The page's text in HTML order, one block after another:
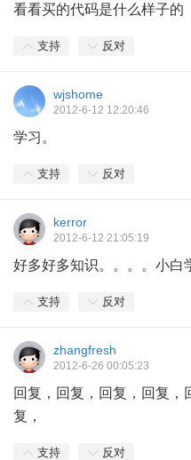
看看买的代码是什么样子的
支持 反对
wjshome
2012-6-12 12:20:46
学习。
支持 反对
kerror
2012-6-12 21:05:19
好多好多知识。。。。小白
支持 反对
zhangfresh
2012-6-26 00:05:23
回复，回复，回复，回复，
复，
支持 反对